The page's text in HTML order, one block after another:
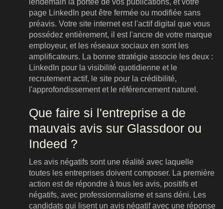
lendemain la portée de vos publications, et votre
page LinkedIn peut être fermée ou modifiée sans
préavis. Votre site internet est l'actif digital que vous
possédez entièrement, il est l'ancre de votre marque
employeur, et les réseaux sociaux en sont les
amplificateurs. La bonne stratégie associe les deux :
LinkedIn pour la visibilité quotidienne et le
recrutement actif, le site pour la crédibilité,
l'approfondissement et le référencement naturel.
Que faire si l'entreprise a de
mauvais avis sur Glassdoor ou
Indeed ?
Les avis négatifs sont une réalité avec laquelle
toutes les entreprises doivent composer. La première
action est de répondre à tous les avis, positifs et
négatifs, avec professionnalisme et sans déni. Les
candidats qui lisent un avis négatif avec une réponse